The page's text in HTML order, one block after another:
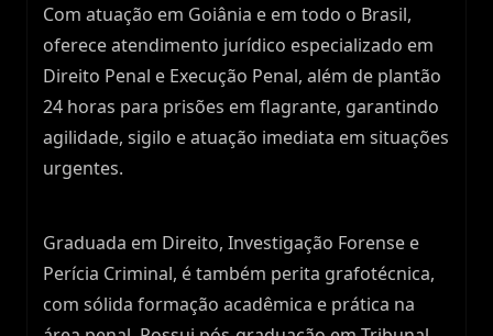
Com atuação em Goiânia e em todo o Brasil,
oferece atendimento jurídico especializado em
Direito Penal e Execução Penal, além de plantão
24 horas para prisões em flagrante, garantindo
agilidade, sigilo e atuação imediata em situações
urgentes.
Graduada em Direito, Investigação Forense e
Perícia Criminal, é também perita grafotécnica,
com sólida formação acadêmica e prática na